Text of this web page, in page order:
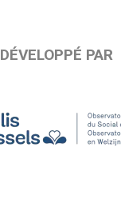
DÉVELOPPÉ PAR